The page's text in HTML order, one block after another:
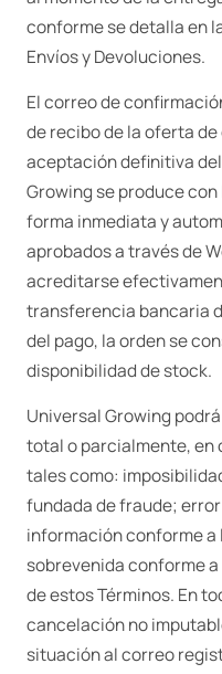
conforme se detalla en
Envíos y Devoluciones.
El correo de
de recibo de la oferta
aceptación definitiva
Growing se produce
forma inmediata y
aprobados a través de
acreditarse
transferencia bancaria
del pago, la orden se
disponibilidad de stock.
Universal Growing
total o parcialmente, en
tales como:
fundada de fraude;
información conforme
sobrevenida conforme
de estos Términos. En
cancelación no
situación al correo